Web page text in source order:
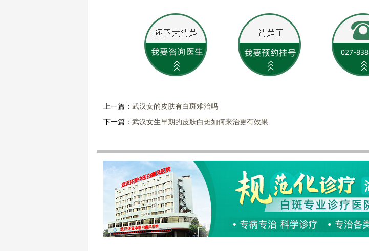
上一篇： 武汉女的皮肤有白斑难治吗
下一篇： 武汉女生早期的皮肤白斑如何来治更有效果